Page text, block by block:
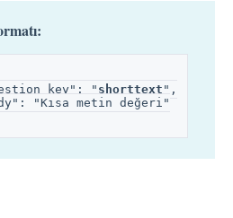
"
shorttext ",
"Kısa metin değeri"